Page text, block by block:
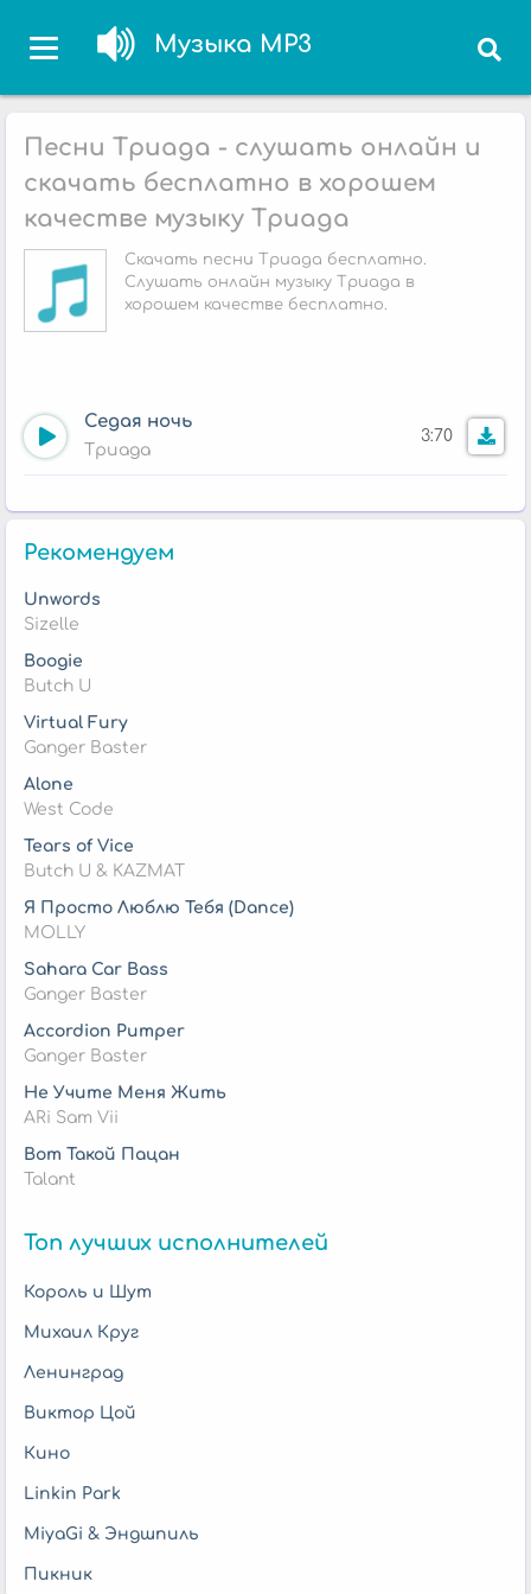
Музыка MP3
Песни Триада - слушать онлайн и
скачать бесплатно в хорошем
качестве музыку Триада
Скачать песни Триада бесплатно.
Слушать онлайн музыку Триада в
хорошем качестве бесплатно.
Седая ночь
Триада
3:70
Рекомендуем
Unwords
Sizelle
Boogie
Butch U
Virtual Fury
Ganger Baster
Alone
West Code
Tears of Vice
Butch U & KAZMAT
Я Просто Люблю Тебя (Dance)
MOLLY
Sahara Car Bass
Ganger Baster
Accordion Pumper
Ganger Baster
Не Учите Меня Жить
ARi Sam Vii
Вот Такой Пацан
Talant
Топ лучших исполнителей
Король и Шут
Михаил Круг
Ленинград
Виктор Цой
Кино
Linkin Park
MiyaGi & Эндшпиль
Пикник